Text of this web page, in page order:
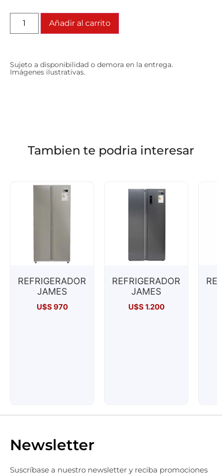
Añadir al carrito
Sujeto a disponibilidad o demora en la entrega.
Imágenes ilustrativas.
Tambien te podria interesar
REFRIGERADOR
JAMES
U$S970
REFRIGERADOR
JAMES
U$S1.200
Newsletter
Suscríbase a nuestro newsletter y reciba promociones